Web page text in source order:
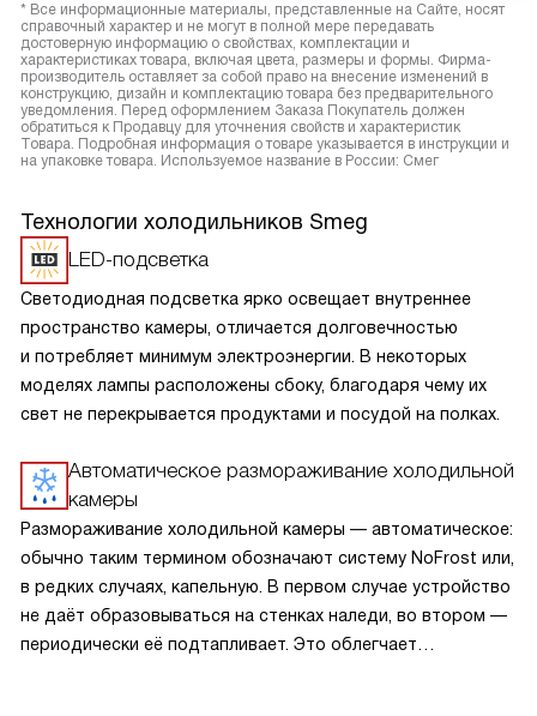
* Все информационные материалы, представленные на Сайте, носят
справочный характер и не могут в полной мере передавать
достоверную информацию о свойствах, комплектации и
характеристиках товара, включая цвета, размеры и формы. Фирма-
производитель оставляет за собой право на внесение изменений в
конструкцию, дизайн и комплектацию товара без предварительного
уведомления. Перед оформлением Заказа Покупатель должен
обратиться к Продавцу для уточнения свойств и характеристик
Товара. Подробная информация о товаре указывается в инструкции и
на упаковке товара. Используемое название в России: Смег
Технологии холодильников Smeg
LED-подсветка
Светодиодная подсветка ярко освещает внутреннее
пространство камеры, отличается долговечностью
и потребляет минимум электроэнергии. В некоторых
моделях лампы расположены сбоку, благодаря чему их
свет не перекрывается продуктами и посудой на полках.
Автоматическое размораживание холодильной
камеры
Размораживание холодильной камеры — автоматическое:
обычно таким термином обозначают систему NoFrost или,
в редких случаях, капельную. В первом случае устройство
не даёт образовываться на стенках наледи, во втором —
периодически её подтапливает. Это облегчает